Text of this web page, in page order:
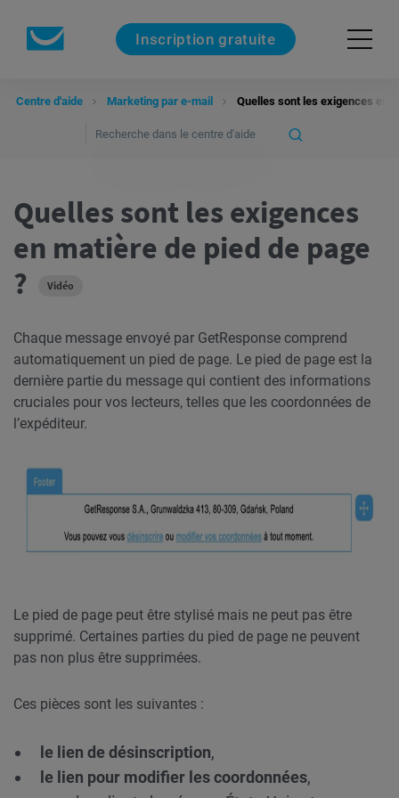
Inscription gratuite
Centre d'aide Marketing par e-mail Quelles sont les exigences en
Quelles sont les exigences
en matière de pied de page
?
Vidéo
Chaque message envoyé par GetResponse comprend
automatiquement un pied de page. Le pied de page est la
dernière partie du message qui contient des informations
cruciales pour vos lecteurs, telles que les coordonnées de
l’expéditeur.
Le pied de page peut être stylisé mais ne peut pas être
supprimé. Certaines parties du pied de page ne peuvent
pas non plus être supprimées.
Ces pièces sont les suivantes :
le lien de désinscription,
le lien pour modifier les coordonnées,